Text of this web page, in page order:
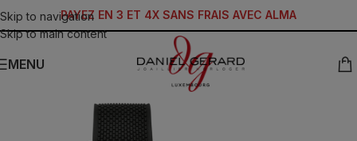
Skip to navigation
Skip to main content
PAYEZ EN 3 ET 4X SANS FRAIS AVEC ALMA
MENU